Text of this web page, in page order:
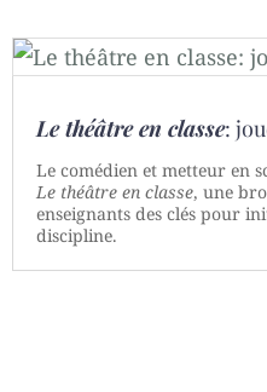
Le théâtre en classe:
Le comédien et metteur en
Le théâtre en classe, une
enseignants des clés pour
discipline.